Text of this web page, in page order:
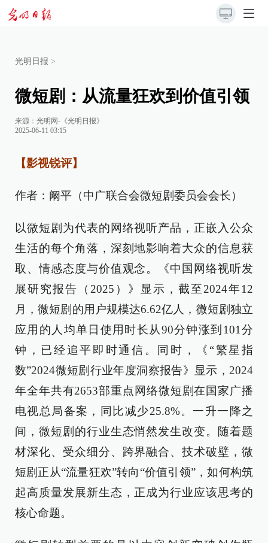
光明日报 >
微短剧：从流量狂欢到价值引领
来源： 光明网-《光明日报》
2025-06-11 03:15
【影视锐评】
作者：阚平（中广联合会微短剧委员会会长）
以微短剧为代表的网络视听产品，正嵌入公众
生活的每个角落，深刻地影响着大众的信息获
取、情感态度与价值观念。《中国网络视听发
展研究报告（2025）》显示，截至2024年12
月，微短剧的用户规模达6.62亿人，微短剧独立
应用的人均单日使用时长从90分钟涨到101分
钟，已经追平即时通信。同时，《“繁星指
数”2024微短剧行业年度洞察报告》显示，2024
年全年共有2653部重点网络微短剧在国家广播
电视总局备案，同比减少25.8%。一升一降之
间，微短剧的行业生态悄然发生改变。随着题
材深化、受众细分、跨界融合、技术破壁，微
短剧正从“流量狂欢”转向“价值引领”，如何构筑
起高质量发展新生态，正成为行业应该思考的
核心命题。